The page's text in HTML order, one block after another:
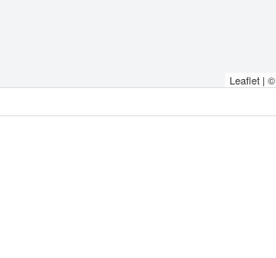
Leaflet | ©